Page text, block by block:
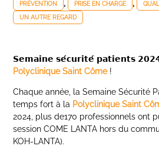
PRÉVENTION , PRISE EN CHARGE ,
UN AUTRE REGARD
𝗦𝗲𝗺𝗮𝗶𝗻𝗲 𝘀𝗲́𝗰𝘂𝗿𝗶𝘁𝗲́ 𝗽𝗮𝘁𝗶𝗲𝗻𝘁𝘀
Polyclinique Saint Côme!
Chaque année, la Semaine Sécurité
temps fort à la Polyclinique Saint
2024, plus de170 professionnels ont
session COME LANTA hors du
KOH-LANTA).